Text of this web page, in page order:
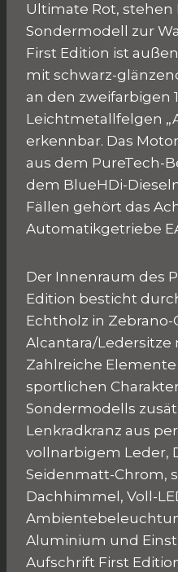
Ultimate Rot, stehen
Sondermodell zur
First Edition ist
mit schwarz-
an den zweifarbigen
Leichtmetallfelgen
erkennbar. Das
aus dem PureTech-
dem BlueHDi-
Fällen gehört das
Automatikgetriebe
Der Innenraum des
Edition besticht
Echtholz in
Alcantara/Ledersitze
Zahlreiche
sportlichen
Sondermodells
Lenkradkranz aus
vollnarbigem Leder,
Seidenmatt-Chrom,
Dachhimmel, Voll-
Aluminium und
Aufschrift First